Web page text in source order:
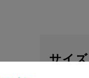
サイズ